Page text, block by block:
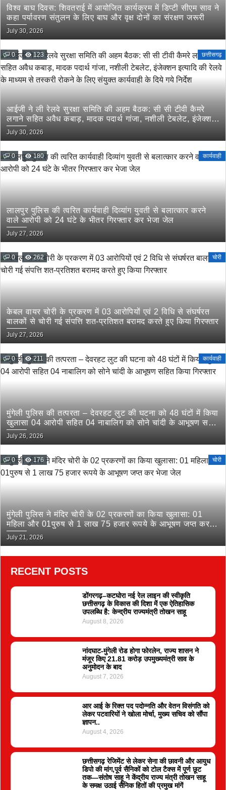
विश्व बाघ दिवस: शिवतराई में आयोजित कार्यक्रम में डिप्टी सीएम साव ने
कहा पर्यावरण संतुलन के लिए बाघ और वृक्ष दोनों का संरक्षण जरूरी
July 30, 2026
0 123 छत्तीसगढ़
आईजी ने ली रेलवे सुरक्षा समिति की अहम बैठक: सी सी टीवी कैमरे
लगाने सहित अवैध कबाड़, मादक पदार्थ गांजा, नशीली टेबलेट, इंजेक्शन
इत्यादि की रेलवे के माध्यम से तस्करी रोकने के लिए संयुक्त कार्यवाही
के दिये गये निर्देश
July 30, 2026
0 180 कार्यवाही
लालपुर पुलिस की त्वरित कार्यवाही दिव्यांग युवती से बलात्कार करने
वाले आरोपी को 24 घंटे के भीतर गिरफ्तार कर भेजा जेल
July 27, 2026
0 262 चोरी
केबल वायर चोरी के प्रकरण में 03 आरोपियों एवं 2 विधि से संघर्षरत
बालकों से चोरी गई संपत्ति शत-प्रतिशत बरामद करते हुए किया गिरफ्तार
July 27, 2026
0 211 कार्यवाही
मुंगेली पुलिस की तत्परता – देवरहट लुट की घटना को 48 घंटों में किया
खुलासा 04 आरोपी सहित 04 नाबालिग को सोने चांदी के आभूषण सहित
किया गिरफ्तार
July 26, 2026
0 176 चोरी
मुंगेली पुलिस ने मंदिर चोरी के 02 प्रकरणों का किया खुलासा: 01
महिला और 01पुरुष से 1 लाख 75 हजार रूपये के आभूषण जप्त कर
भेजा जेल
July 21, 2026
RECENT POSTS
डोंगरगढ़–कटघोरा नई रेल लाइन की स्वीकृति
छत्तीसगढ़ के विकास की दिशा में एक ऐतिहासिक
उपलब्धि है: केन्द्रीय राज्यमंत्री तोखन साहू
August 8, 2026
नांदघाट-मुंगेली रोड होगा फोरलेन, राज्य शासन ने
मंजूर किए 21.81 करोड़ उपमुख्यमंत्री साव के
अनुमोदन के बाद
August 7, 2026
आर आई के रिक्त पद पदोन्नति और वेतन विसंगति को
लेकर पटवारियों ने खोला मोर्चा, मुख्य सचिव को सौंपा
ज्ञापन..
August 4, 2026
छत्तीसगढ़ रेजिमेंट से लेकर सेना की छावनी और आयुध
डिपो की मांग,पूर्व सैनिकों को टोल टैक्स में पूर्ण छूट
तक—संतोष साहू ने केंद्रीय राज्य मंत्री तोखन साहू
के समक्ष उठाई सैनिक हितों की प्रमुख मांगें